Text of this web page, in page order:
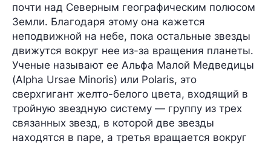
почти над Северным географическим полюсом
Земли. Благодаря этому она кажется
неподвижной на небе, пока остальные звезды
движутся вокруг нее из-за вращения планеты.
Ученые называют ее Альфа Малой Медведицы
(Alpha Ursae Minoris) или Polaris, это
сверхгигант желто-белого цвета, входящий в
тройную звездную систему — группу из трех
связанных звезд, в которой две звезды
находятся в паре, а третья вращается вокруг